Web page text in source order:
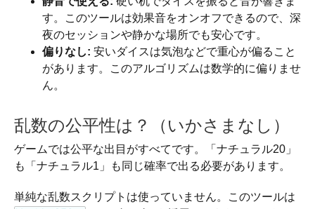
す。このツールは効果音をオンオフできるので、深
夜のセッションや静かな場所でも安心です。
偏りなし: 安いダイスは気泡などで重心が偏ること
があります。このアルゴリズムは数学的に偏りませ
ん。
乱数の公平性は？（いかさまなし）
ゲームでは公平な出目がすべてです。「ナチュラル20」
も「ナチュラル1」も同じ確率で出る必要があります。
単純な乱数スクリプトは使っていません。このツールは